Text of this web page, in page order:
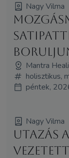
Nagy Vilma
Mantra
holisztikus,
péntek,
Nagy Vilma
Utazás